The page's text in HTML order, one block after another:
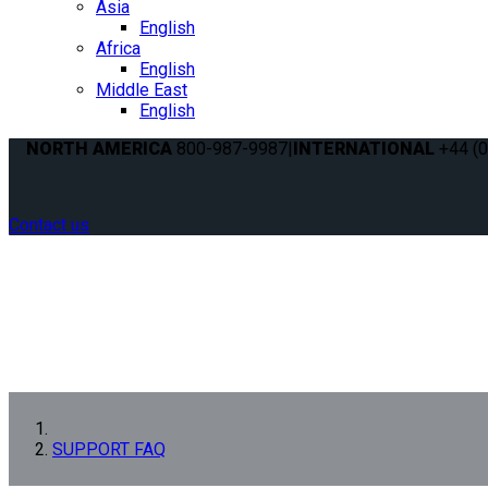
Asia
English
Africa
English
Middle East
English
NORTH AMERICA 800-987-9987|INTERNATIONAL +44
Contact us
SUPPORT FAQ